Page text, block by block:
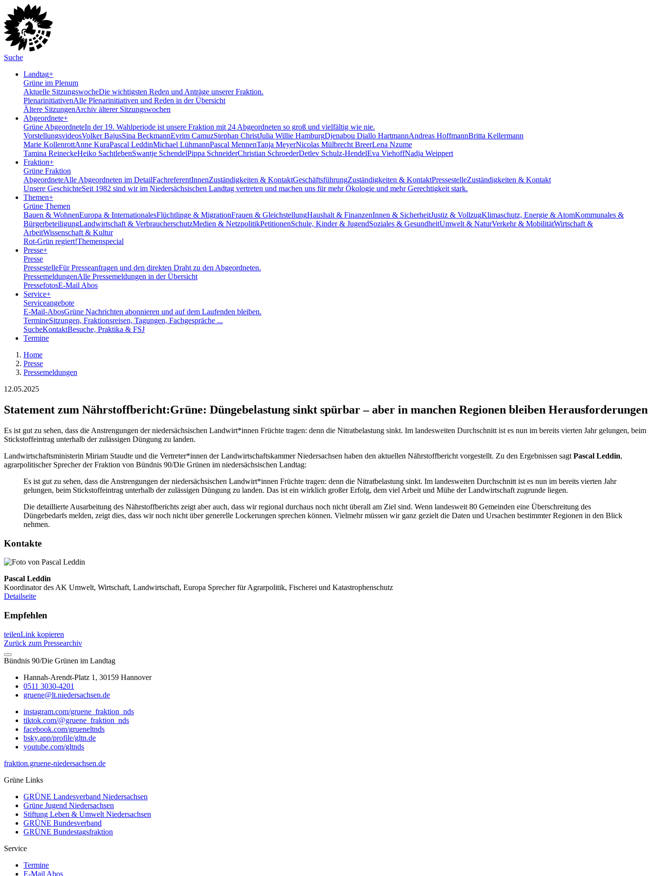
Suche
Landtag+
Grüne im Plenum
Aktuelle SitzungswocheDie wichtigsten Reden und Anträge unserer Fraktion.
PlenarinitiativenAlle Plenarinitiativen und Reden in der Übersicht
Ältere SitzungenArchiv älterer Sitzungswochen
Abgeordnete+
Grüne AbgeordneteIn der 19. Wahlperiode ist unsere Fraktion mit 24 Abgeordneten so groß und vielfältig wie nie.
VorstellungsvideosVolker BajusSina BeckmannEvrim CamuzStephan ChristJulia Willie HamburgDjenabou Diallo HartmannAndreas HoffmannBritta Kellermann
Marie KollenrottAnne KuraPascal LeddinMichael LühmannPascal MennenTanja MeyerNicolas Mülbrecht BreerLena Nzume
Tamina ReineckeHeiko SachtlebenSwantje SchendelPippa SchneiderChristian SchroederDetlev Schulz-HendelEva ViehoffNadja Weippert
Fraktion+
Grüne Fraktion
AbgeordneteAlle Abgeordneten im DetailFachreferentInnenZuständigkeiten & KontaktGeschäftsführungZuständigkeiten & KontaktPressestelleZuständigkeiten & Kontakt
Unsere GeschichteSeit 1982 sind wir im Nieder­sächsischen Landtag vertreten und machen uns für mehr Ökologie und mehr Gerechtigkeit stark.
Themen+
Grüne Themen
Bauen & WohnenEuropa & InternationalesFlüchtlinge & MigrationFrauen & GleichstellungHaushalt & FinanzenInnen & SicherheitJustiz & VollzugKlimaschutz, Energie & AtomKommunales &
BürgerbeteiligungLandwirtschaft & VerbraucherschutzMedien & NetzpolitikPetitionenSchule, Kinder & JugendSoziales & GesundheitUmwelt & NaturVerkehr & MobilitätWirtschaft &
ArbeitWissenschaft & Kultur
Rot-Grün regiert!Themenspecial
Presse+
Presse
PressestelleFür Presseanfragen und den direkten Draht zu den Abgeordneten.
PressemeldungenAlle Pressemeldungen in der Übersicht
PressefotosE-Mail Abos
Service+
Serviceangebote
E-Mail-AbosGrüne Nachrichten abonnieren und auf dem Laufenden bleiben.
TermineSitzungen, Fraktionsreisen, Tagungen, Fachgespräche ...
SucheKontaktBesuche, Praktika & FSJ
Termine
Home
Presse
Pressemeldungen
12.05.2025
Statement zum Nährstoffbericht:Grüne: Düngebelastung sinkt spürbar – aber in manchen Regionen bleiben Herausforderungen
Es ist gut zu sehen, dass die Anstrengungen der niedersächsischen Landwirt*innen Früchte tragen: denn die Nitratbelastung sinkt. Im landesweiten Durchschnitt ist es nun im bereits vierten Jahr gelungen, beim
Stickstoffeintrag unterhalb der zulässigen Düngung zu landen.
Landwirtschaftsministerin Miriam Staudte und die Vertreter*innen der Landwirtschaftskammer Niedersachsen haben den aktuellen Nährstoffbericht vorgestellt. Zu den Ergebnissen sagt Pascal Leddin,
agrarpolitischer Sprecher der Fraktion von Bündnis 90/Die Grünen im niedersächsischen Landtag:
Es ist gut zu sehen, dass die Anstrengungen der niedersächsischen Landwirt*innen Früchte tragen: denn die Nitratbelastung sinkt. Im landesweiten Durchschnitt ist es nun im bereits vierten Jahr
gelungen, beim Stickstoffeintrag unterhalb der zulässigen Düngung zu landen. Das ist ein wirklich großer Erfolg, dem viel Arbeit und Mühe der Landwirtschaft zugrunde liegen.
Die detaillierte Ausarbeitung des Nährstoffberichts zeigt aber auch, dass wir regional durchaus noch nicht überall am Ziel sind. Wenn landesweit 80 Gemeinden eine Überschreitung des
Düngebedarfs melden, zeigt dies, dass wir noch nicht über generelle Lockerungen sprechen können. Vielmehr müssen wir ganz gezielt die Daten und Ursachen bestimmter Regionen in den Blick
nehmen.
Kontakte
Pascal Leddin
Koordinator des AK Umwelt, Wirtschaft, Landwirtschaft, Europa Sprecher für Agrarpolitik, Fischerei und Katastrophenschutz
Detailseite
Empfehlen
teilenLink kopieren
Zurück zum Pressearchiv
Bündnis 90/Die Grünen im Landtag
Hannah-Arendt-Platz 1, 30159 Hannover
0511 3030-4201
gruene@lt.niedersachsen.de
instagram.com/gruene_fraktion_nds
tiktok.com/@gruene_fraktion_nds
facebook.com/grueneltnds
bsky.app/profile/gltn.de
youtube.com/gltnds
fraktion.gruene-niedersachsen.de
Grüne Links
GRÜNE Landesverband Niedersachsen
Grüne Jugend Niedersachsen
Stiftung Leben & Umwelt Niedersachsen
GRÜNE Bundesverband
GRÜNE Bundestagsfraktion
Service
Termine
E-Mail Abos